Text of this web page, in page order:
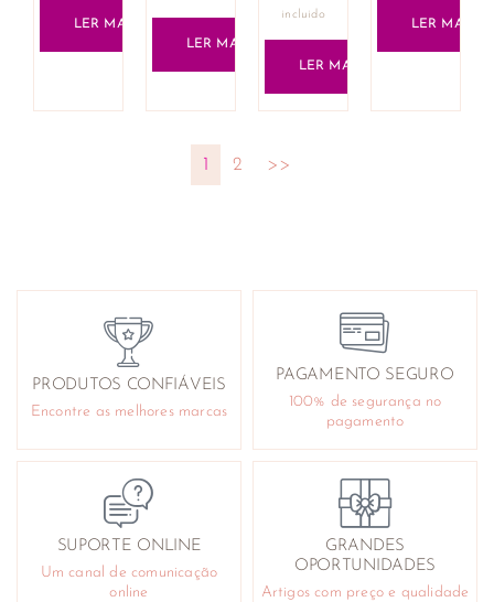
LER MAIS
LER MAIS
incluido
LER MAIS
LER MAIS
1 2 >>
PRODUTOS CONFIÁVEIS
Encontre as melhores marcas
PAGAMENTO SEGURO
100% de segurança no
pagamento
SUPORTE ONLINE
Um canal de comunicação
online
GRANDES
OPORTUNIDADES
Artigos com preço e qualidade